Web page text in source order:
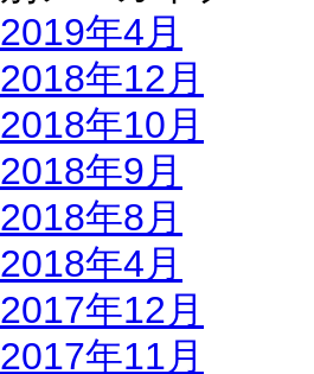
2019年4月
2018年12月
2018年10月
2018年9月
2018年8月
2018年4月
2017年12月
2017年11月